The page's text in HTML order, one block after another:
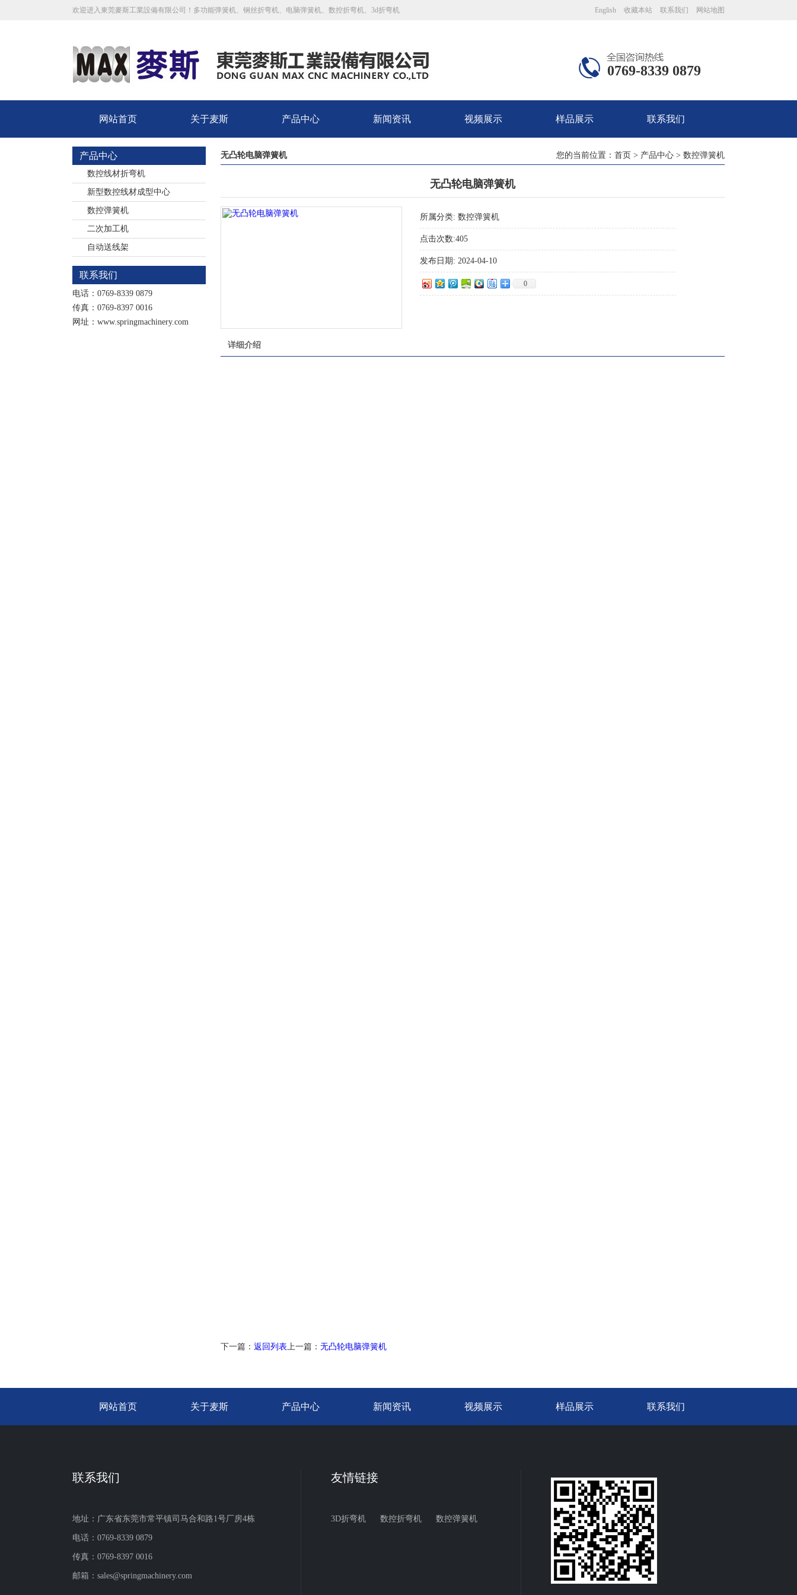
欢迎进入東莞麥斯工業設備有限公司！多功能弹簧机、钢丝折弯机、电脑弹簧机、数控折弯机、3d折弯机 English 收藏本站 联系我们 网站地图
0769-8339 0879
网站首页 关于麦斯 产品中心 新闻资讯 视频展示 样品展示 联系我们
产品中心
数控线材折弯机
新型数控线材成型中心
数控弹簧机
二次加工机
自动送线架
联系我们
电话：0769-8339 0879
传真：0769-8397 0016
网址：www.springmachinery.com
无凸轮电脑弹簧机 您的当前位置： 首页 > 产品中心 > 数控弹簧机
无凸轮电脑弹簧机
所属分类: 数控弹簧机
点击次数:405
发布日期: 2024-04-10
0
详细介绍
下一篇： 返回列表上一篇： 无凸轮电脑弹簧机
网站首页 关于麦斯 产品中心 新闻资讯 视频展示 样品展示 联系我们
联系我们
地址：广东省东莞市常平镇司马合和路1号厂房4栋
电话：0769-8339 0879
传真：0769-8397 0016
邮箱：sales@springmachinery.com
友情链接
3D折弯机 数控折弯机 数控弹簧机